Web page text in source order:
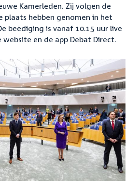
Kamerleden. Zij volgen de
plaats hebben genomen in het
beëdiging is vanaf 10.15 uur live
website en de app Debat Direct.